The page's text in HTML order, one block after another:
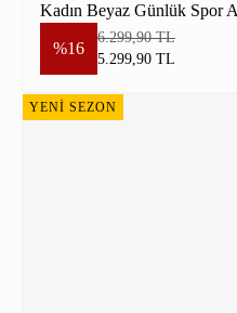
Kadın Beyaz Günlük Spor
%16
6.299,90 TL
5.299,90 TL
YENİ SEZON